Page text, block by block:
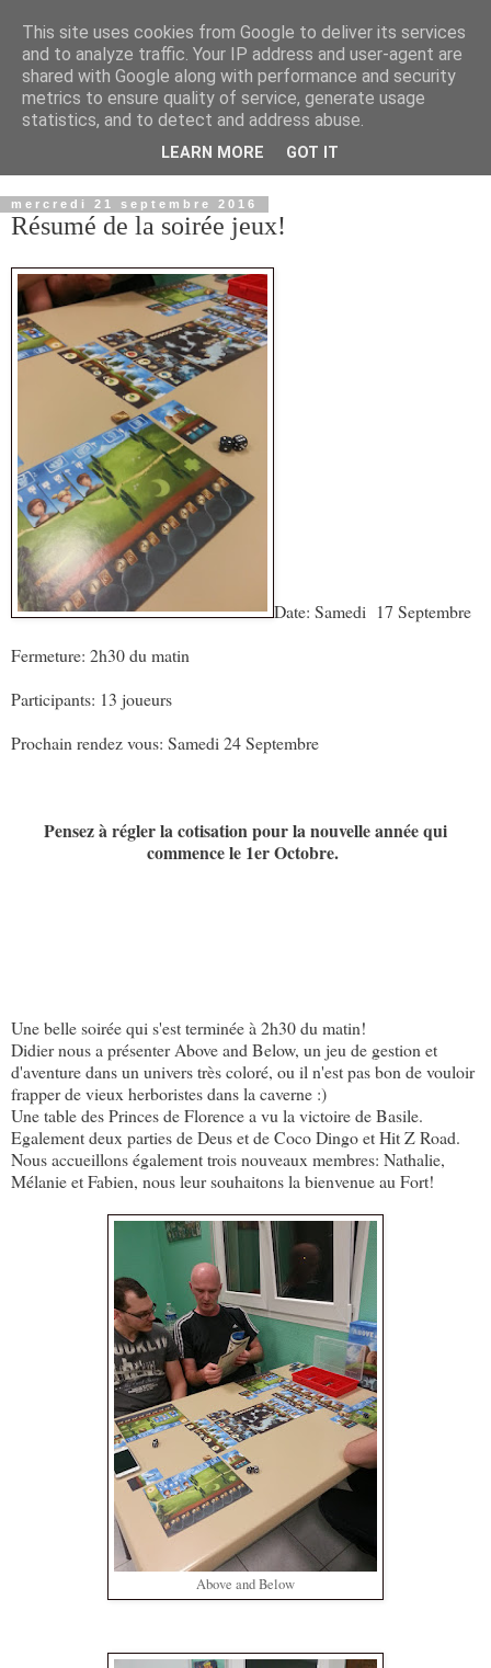
mercredi 21 septembre 2016
Résumé de la soirée jeux!
Date: Samedi 17 Septembre
Fermeture: 2h30 du matin
Participants: 13 joueurs
Prochain rendez vous: Samedi 24 Septembre
Pensez à régler la cotisation pour la nouvelle année qui
commence le 1er Octobre.
Une belle soirée qui s'est terminée à 2h30 du matin!
Didier nous a présenter Above and Below, un jeu de gestion et
d'aventure dans un univers très coloré, ou il n'est pas bon de vouloir
frapper de vieux herboristes dans la caverne :)
Une table des Princes de Florence a vu la victoire de Basile.
Egalement deux parties de Deus et de Coco Dingo et Hit Z Road.
Nous accueillons également trois nouveaux membres: Nathalie,
Mélanie et Fabien, nous leur souhaitons la bienvenue au Fort!
Above and Below
This site uses cookies from Google to deliver its services
and to analyze traffic. Your IP address and user-agent are
shared with Google along with performance and security
metrics to ensure quality of service, generate usage
statistics, and to detect and address abuse.
LEARN MORE GOT IT